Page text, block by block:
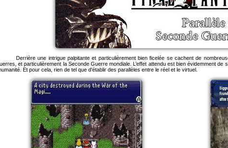
Derrière une intrigue palpitante et particulièrement bien ficelée se cachent de
et particulièrement la Seconde Guerre mondiale. L’effet attendu est bien évidemment
Et pour cela, rien de tel que d'établir des parallèles entre le réel et le virtuel.